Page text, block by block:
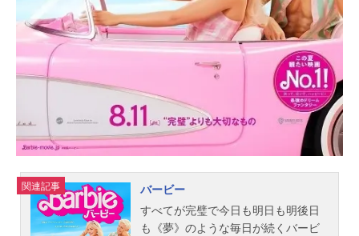
関連記事
バービー
すべてが完璧で今日も明日も明後日
も《夢》のような毎日が続くバービ